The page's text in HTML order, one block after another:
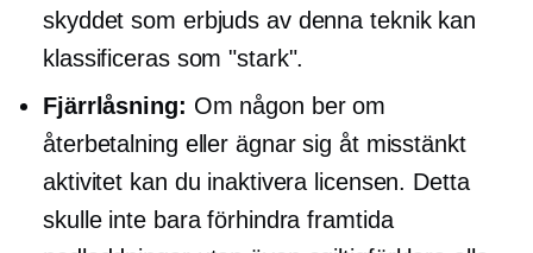
skyddet som erbjuds av denna teknik kan
klassificeras som "stark".
Fjärrlåsning: Om någon ber om
återbetalning eller ägnar sig åt misstänkt
aktivitet kan du inaktivera licensen. Detta
skulle inte bara förhindra framtida